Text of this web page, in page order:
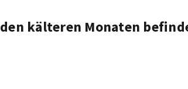
kälteren Monaten